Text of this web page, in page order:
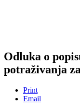
Odluka o
potraživanja
Print
Email